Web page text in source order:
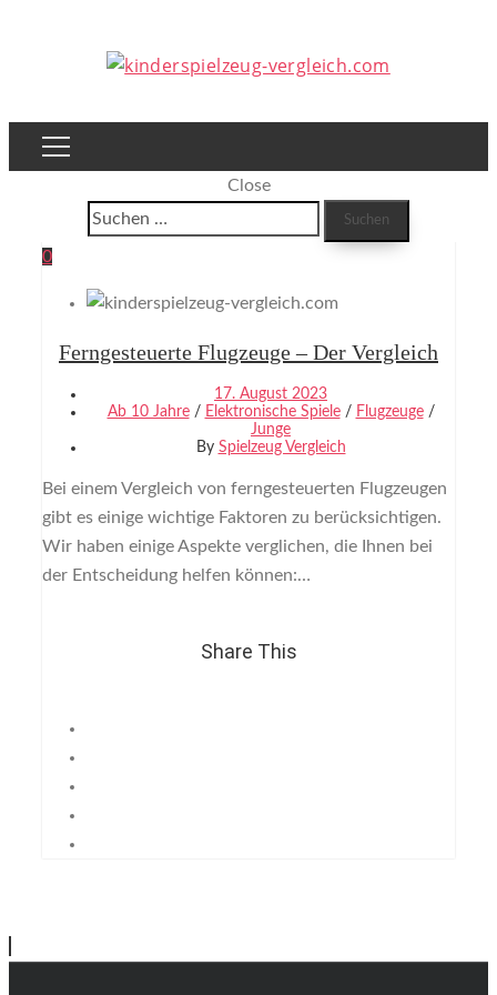
Close
Suchen
nach:
0
Ferngesteuerte Flugzeuge – Der Vergleich
17. August 2023
Ab 10 Jahre/ Elektronische Spiele/ Flugzeuge/
Junge
By Spielzeug Vergleich
Bei einem Vergleich von ferngesteuerten Flugzeugen
gibt es einige wichtige Faktoren zu berücksichtigen.
Wir haben einige Aspekte verglichen, die Ihnen bei
der Entscheidung helfen können:…
Share This